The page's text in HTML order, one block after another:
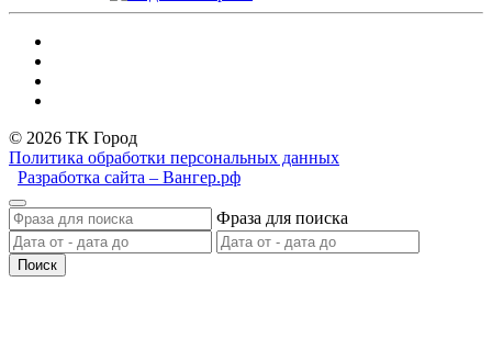
© 2026 ТК Город
Политика обработки персональных данных
Разработка сайта – Вангер.рф
Фраза для поиска
Поиск